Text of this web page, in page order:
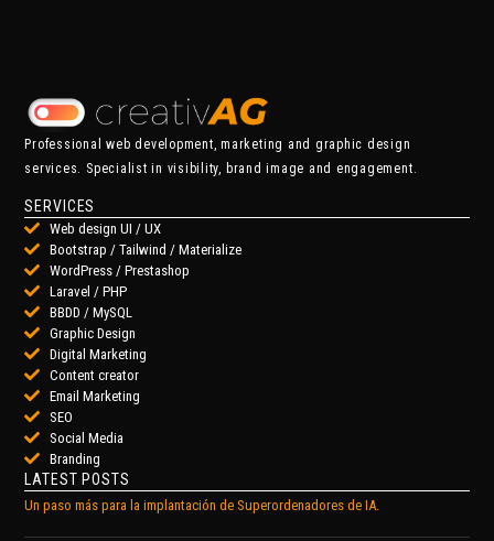
Professional web development, marketing and graphic design
services. Specialist in visibility, brand image and engagement.
SERVICES
Web design UI / UX
Bootstrap / Tailwind / Materialize
WordPress / Prestashop
Laravel / PHP
BBDD / MySQL
Graphic Design
Digital Marketing
Content creator
Email Marketing
SEO
Social Media
Branding
LATEST POSTS
Un paso más para la implantación de Superordenadores de IA.